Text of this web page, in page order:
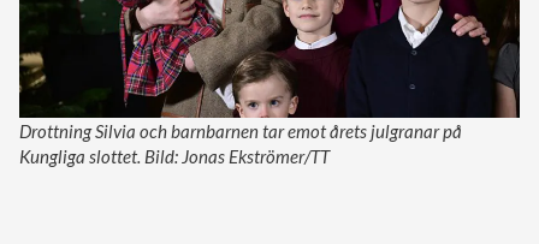
Drottning Silvia och barnbarnen tar emot årets julgranar på
Kungliga slottet. Bild: Jonas Ekströmer/TT